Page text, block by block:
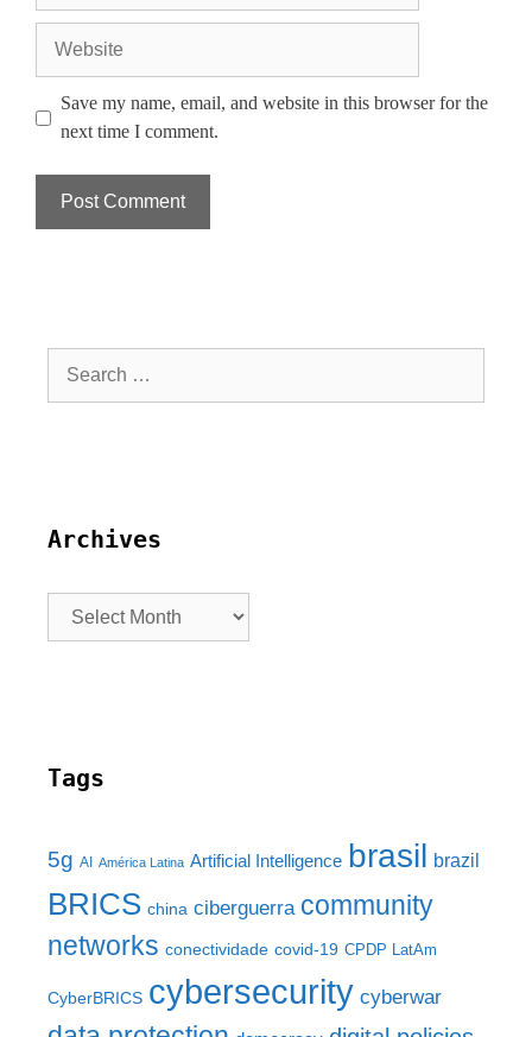
Save my name, email, and website in this browser for the
next time I comment.
Archives
Tags
5g AI América Latina Artificial Intelligence brasil brazil
BRICS china ciberguerra community
networks conectividade covid-19 CPDP LatAm
CyberBRICS cybersecurity cyberwar